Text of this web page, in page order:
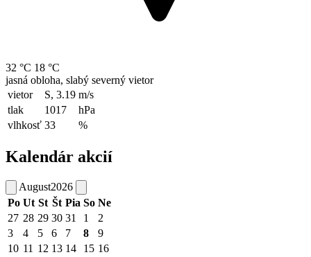
32 °C 18 °C
jasná obloha, slabý severný vietor
vietor
S, 3.19 m/s
tlak
1017
hPa
vlhkosť 33 %
Kalendár akcií
August2026
Po Ut St Št Pia So Ne
27 28 29 30 31 1
2
3
4 5 6 7 8
9
10 11 12 13 14 15 16